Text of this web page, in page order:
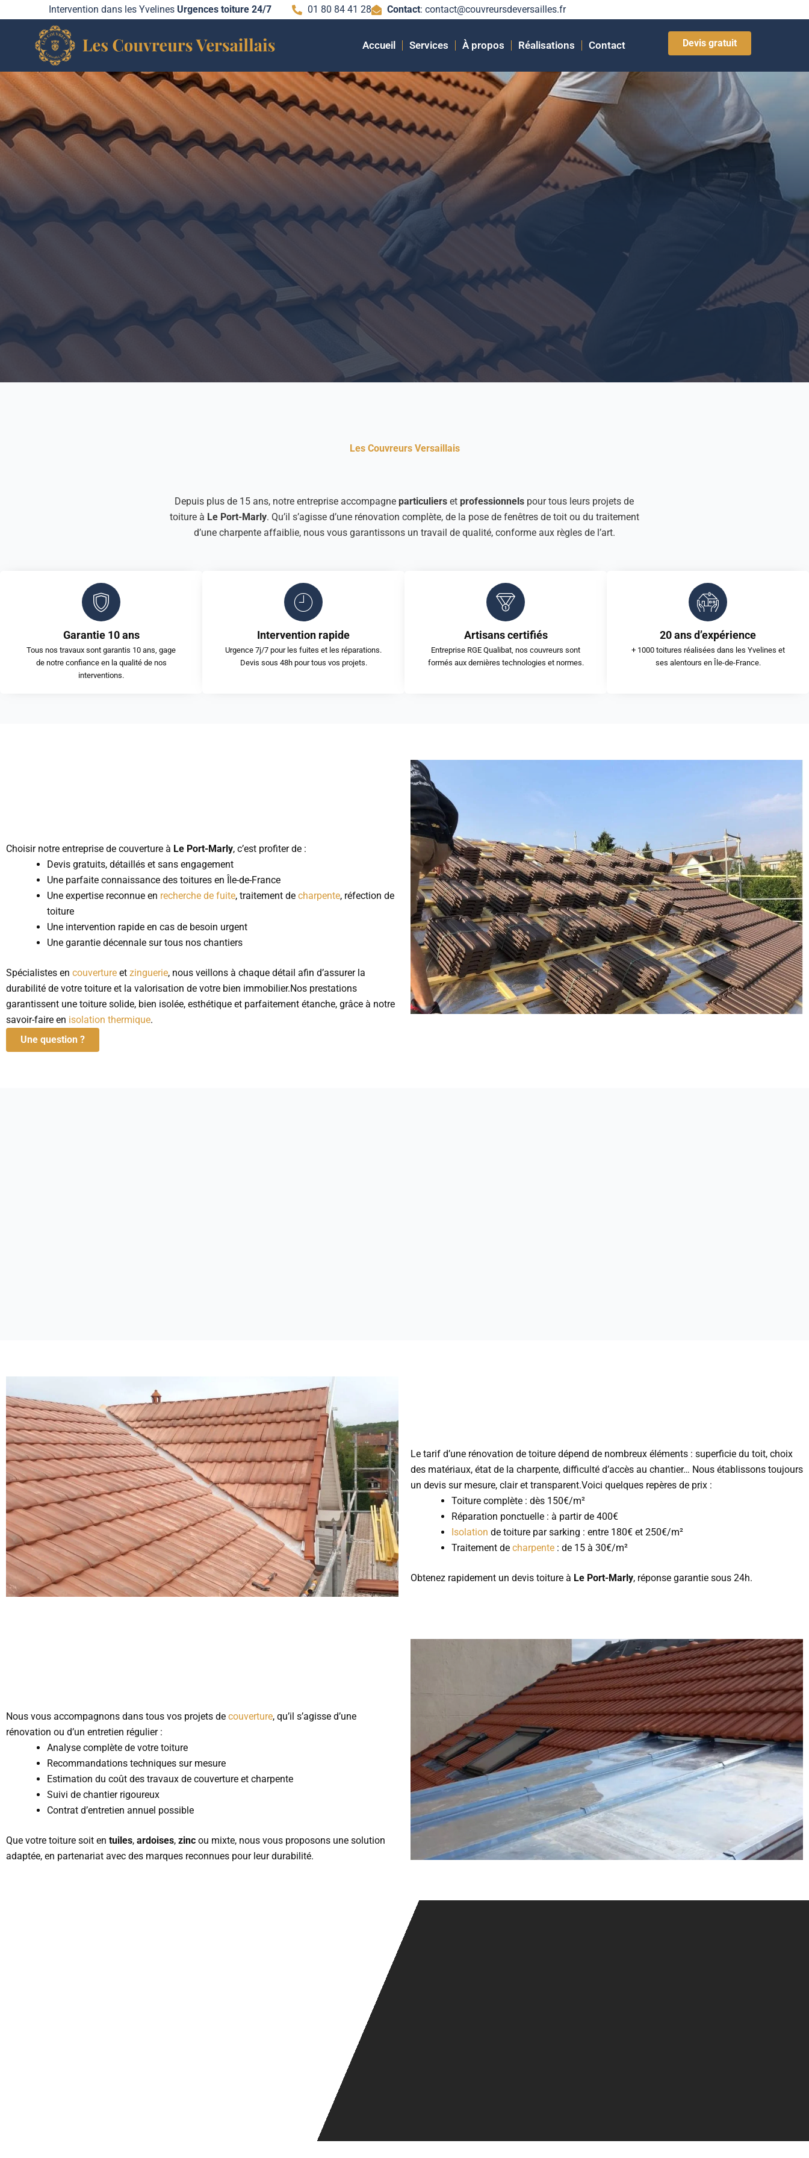
contenu
Intervention dans les Yvelines Urgences toiture 24/7 01 80 84 41 28 Contact: contact@couvreursdeversailles.fr
Accueil Services À propos Réalisations Contact Devis gratuit
Les Couvreurs Versaillais
Depuis plus de 15 ans, notre entreprise accompagneparticuliers etprofessionnels pour tous leurs projets de
toiture à Le Port-Marly. Qu’il s’agisse d’une rénovation complète, de la pose de fenêtres de toit ou du traitement
d’une charpente affaiblie, nous vous garantissons un travail de qualité, conforme aux règles de l’art.
Garantie 10 ans
Tous nos travaux sont garantis 10 ans, gage
de notre confiance en la qualité de nos
interventions.
Intervention rapide
Urgence 7j/7 pour les fuites et les réparations.
Devis sous 48h pour tous vos projets.
Artisans certifiés
Entreprise RGE Qualibat, nos couvreurs sont
formés aux dernières technologies et normes.
20 ans d’expérience
+ 1000 toitures réalisées dans les Yvelines et
ses alentours en Île-de-France.
Choisir notre entreprise de couverture à Le Port-Marly, c’est profiter de :
Devis gratuits, détaillés et sans engagement
Une parfaite connaissance des toitures en Île-de-France
Une expertise reconnue en recherche de fuite, traitement de charpente, réfection de
toiture
Une intervention rapide en cas de besoin urgent
Une garantie décennale sur tous nos chantiers
Spécialistes en couverture et zinguerie, nous veillons à chaque détail afin d’assurer la
durabilité de votre toiture et la valorisation de votre bien immobilier.Nos prestations
garantissent une toiture solide, bien isolée, esthétique et parfaitement étanche, grâce à notre
savoir-faire en isolation thermique.
Une question ?
Le tarif d’une rénovation de toiture dépend de nombreux éléments : superficie du toit, choix
des matériaux, état de la charpente, difficulté d’accès au chantier… Nous établissons toujours
un devis sur mesure, clair et transparent.Voici quelques repères de prix :
Toiture complète : dès 150€/m²
Réparation ponctuelle : à partir de 400€
Isolation de toiture par sarking : entre 180€ et 250€/m²
Traitement de charpente : de 15 à 30€/m²
Obtenez rapidement un devis toiture à Le Port-Marly, réponse garantie sous 24h.
Nous vous accompagnons dans tous vos projets de couverture, qu’il s’agisse d’une
rénovation ou d’un entretien régulier :
Analyse complète de votre toiture
Recommandations techniques sur mesure
Estimation du coût des travaux de couverture et charpente
Suivi de chantier rigoureux
Contrat d’entretien annuel possible
Que votre toiture soit en tuiles, ardoises, zinc ou mixte, nous vous proposons une solution
adaptée, en partenariat avec des marques reconnues pour leur durabilité.